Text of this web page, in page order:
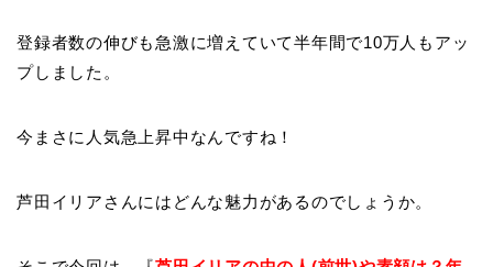
登録者数の伸びも急激に増えていて半年間で10万人もアッ
プしました。
今まさに人気急上昇中なんですね！
芦田イリアさんにはどんな魅力があるのでしょうか。